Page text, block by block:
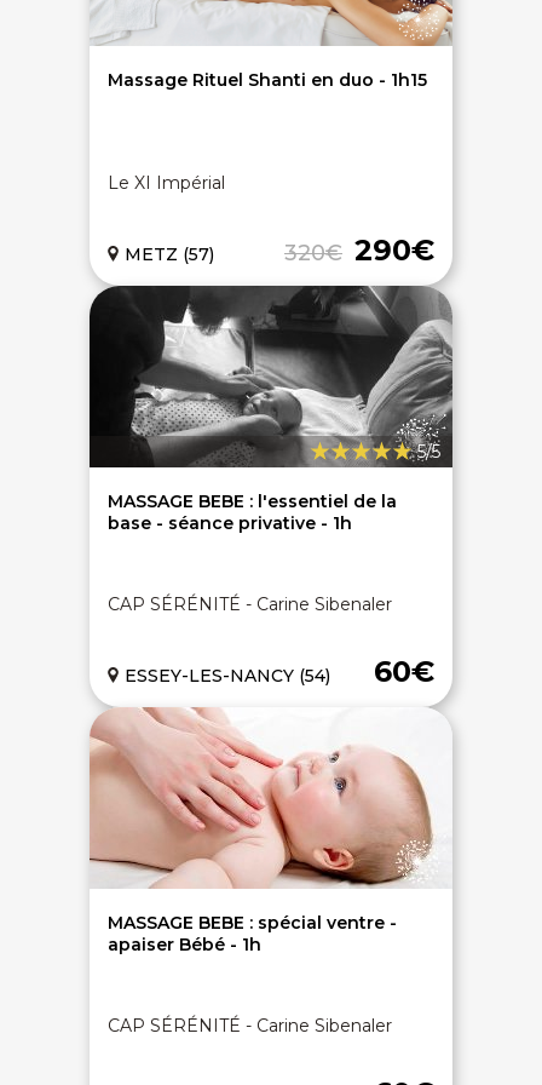
Massage Rituel Shanti en duo - 1h15
Le XI Impérial
320€ 290€
METZ (57)
5/5
MASSAGE BEBE : l'essentiel de la
base - séance privative - 1h
CAP SÉRÉNITÉ - Carine Sibenaler
60€
ESSEY-LES-NANCY (54)
MASSAGE BEBE : spécial ventre -
apaiser Bébé - 1h
CAP SÉRÉNITÉ - Carine Sibenaler